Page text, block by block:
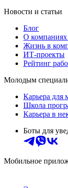
Новости и статьи
Блог
О
Жизнь в
ИТ-проекты
Рейтинг
Молодым
Карьера для
Школа
Карьера в
Боты для
Мобильное